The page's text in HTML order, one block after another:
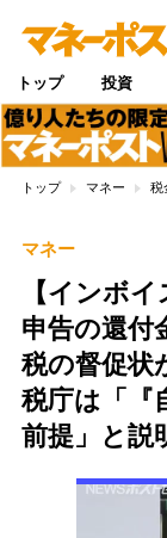
トップ 投資
トップ マネー 税
マネー
【インボ
申告の還付
税の督促
税庁は「『
前提」と説